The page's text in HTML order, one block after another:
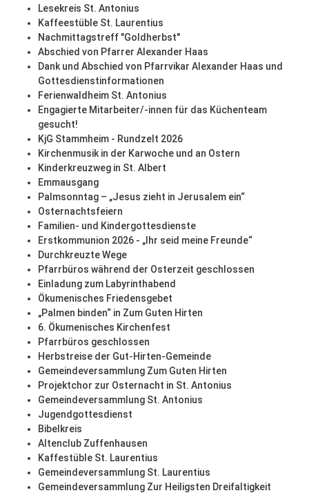
Lesekreis St. Antonius
Kaffeestüble St. Laurentius
Nachmittagstreff "Goldherbst"
Abschied von Pfarrer Alexander Haas
Dank und Abschied von Pfarrvikar Alexander Haas und
Gottesdienstinformationen
Ferienwaldheim St. Antonius
Engagierte Mitarbeiter/-innen für das Küchenteam
gesucht!
KjG Stammheim - Rundzelt 2026
Kirchenmusik in der Karwoche und an Ostern
Kinderkreuzweg in St. Albert
Emmausgang
Palmsonntag – „Jesus zieht in Jerusalem ein“
Osternachtsfeiern
Familien- und Kindergottesdienste
Erstkommunion 2026 - „Ihr seid meine Freunde“
Durchkreuzte Wege
Pfarrbüros während der Osterzeit geschlossen
Einladung zum Labyrinthabend
Ökumenisches Friedensgebet
„Palmen binden“ in Zum Guten Hirten
6. Ökumenisches Kirchenfest
Pfarrbüros geschlossen
Herbstreise der Gut-Hirten-Gemeinde
Gemeindeversammlung Zum Guten Hirten
Projektchor zur Osternacht in St. Antonius
Gemeindeversammlung St. Antonius
Jugendgottesdienst
Bibelkreis
Altenclub Zuffenhausen
Kaffestüble St. Laurentius
Gemeindeversammlung St. Laurentius
Gemeindeversammlung Zur Heiligsten Dreifaltigkeit